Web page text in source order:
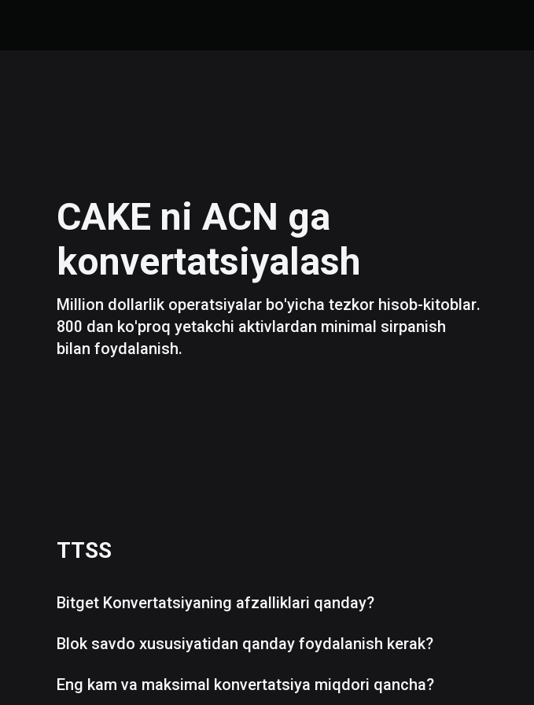
CAKE ni ACN ga
konvertatsiyalash
Million dollarlik operatsiyalar bo'yicha tezkor hisob-kitoblar.
800 dan ko'proq yetakchi aktivlardan minimal sirpanish
bilan foydalanish.
TTSS
Bitget Konvertatsiyaning afzalliklari qanday?
Blok savdo xususiyatidan qanday foydalanish kerak?
Eng kam va maksimal konvertatsiya miqdori qancha?